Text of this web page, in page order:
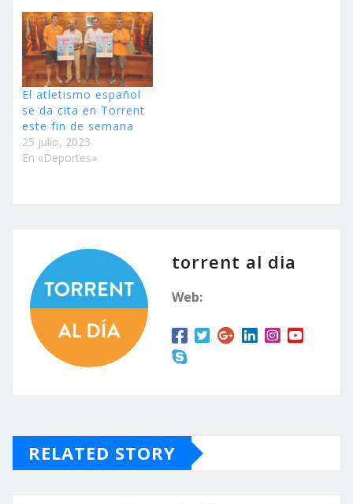
El atletismo español
se da cita en Torrent
este fin de semana
25 julio, 2023
En «Deportes»
torrent al dia
Web:
RELATED STORY